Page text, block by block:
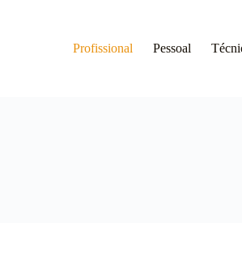
Profissional Pessoal